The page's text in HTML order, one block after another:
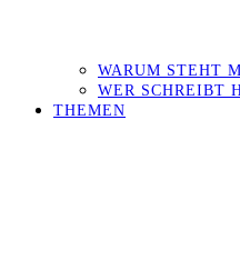
WARUM STEHT
WER SCHREIBT
THEMEN